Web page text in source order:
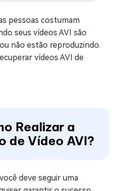
pessoas costumam
seus vídeos AVI são
não estão reproduzindo.
vídeos AVI de
Realizar a
de Vídeo AVI?
deve seguir uma